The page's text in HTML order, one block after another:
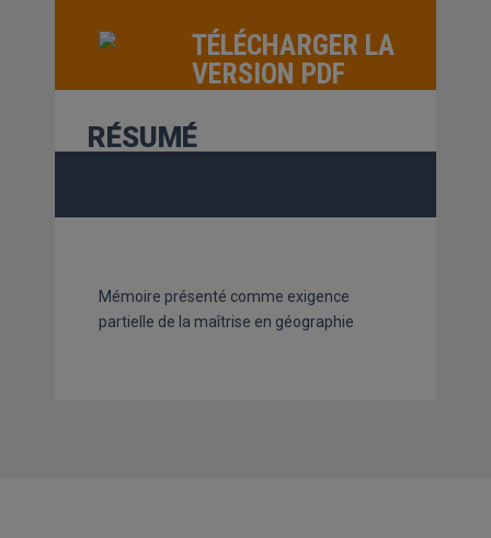
TÉLÉCHARGER LA
VERSION PDF
RÉSUMÉ
Mémoire présenté comme exigence
partielle de la maîtrise en géographie